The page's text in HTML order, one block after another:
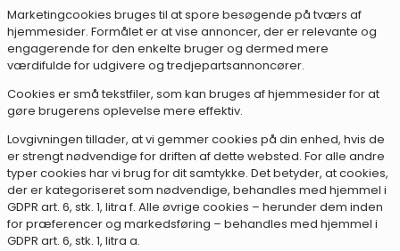
Marketingcookies bruges til at spore besøgende på tværs af
hjemmesider. Formålet er at vise annoncer, der er relevante og
engagerende for den enkelte bruger og dermed mere
værdifulde for udgivere og tredjepartsannoncører.
Cookies er små tekstfiler, som kan bruges af hjemmesider for at
gøre brugerens oplevelse mere effektiv.
Lovgivningen tillader, at vi gemmer cookies på din enhed, hvis de
er strengt nødvendige for driften af dette websted. For alle andre
typer cookies har vi brug for dit samtykke. Det betyder, at cookies,
der er kategoriseret som nødvendige, behandles med hjemmel i
GDPR art. 6, stk. 1, litra f. Alle øvrige cookies – herunder dem inden
for præferencer og markedsføring – behandles med hjemmel i
GDPR art. 6, stk. 1, litra a.